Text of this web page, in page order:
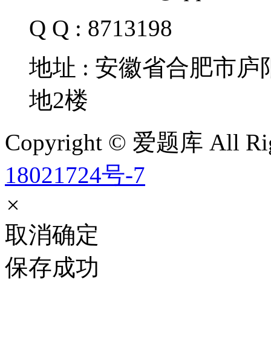
Q Q : 8713198
地址 : 安徽省合肥市
地2楼
Copyright © 爱题库 All
18021724号-7
×
取消确定
保存成功